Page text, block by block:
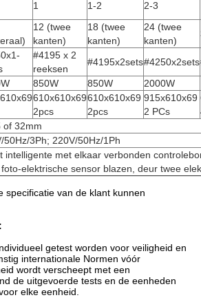
1 1-2 2-3
12 (twee
kanten)
18 (twee
kanten)
24 (twee
kanten)
#4195 x 2
reeksen
#4195x2sets#4250x2sets
850W 850W 2000W
610x610x69
2pcs
610x610x69
2pcs
915x610x69
2 PCs
32mm
50Hz/3Ph; 220V/50Hz/1Ph
intelligente met elkaar verbonden
elektrische sensor blazen, deur twee
specificatie van de klant kunnen
getest worden voor veiligheid en
internationale Normen vóór
wordt verscheept met een
de uitgevoerde tests en de eenheden
elke eenheid.